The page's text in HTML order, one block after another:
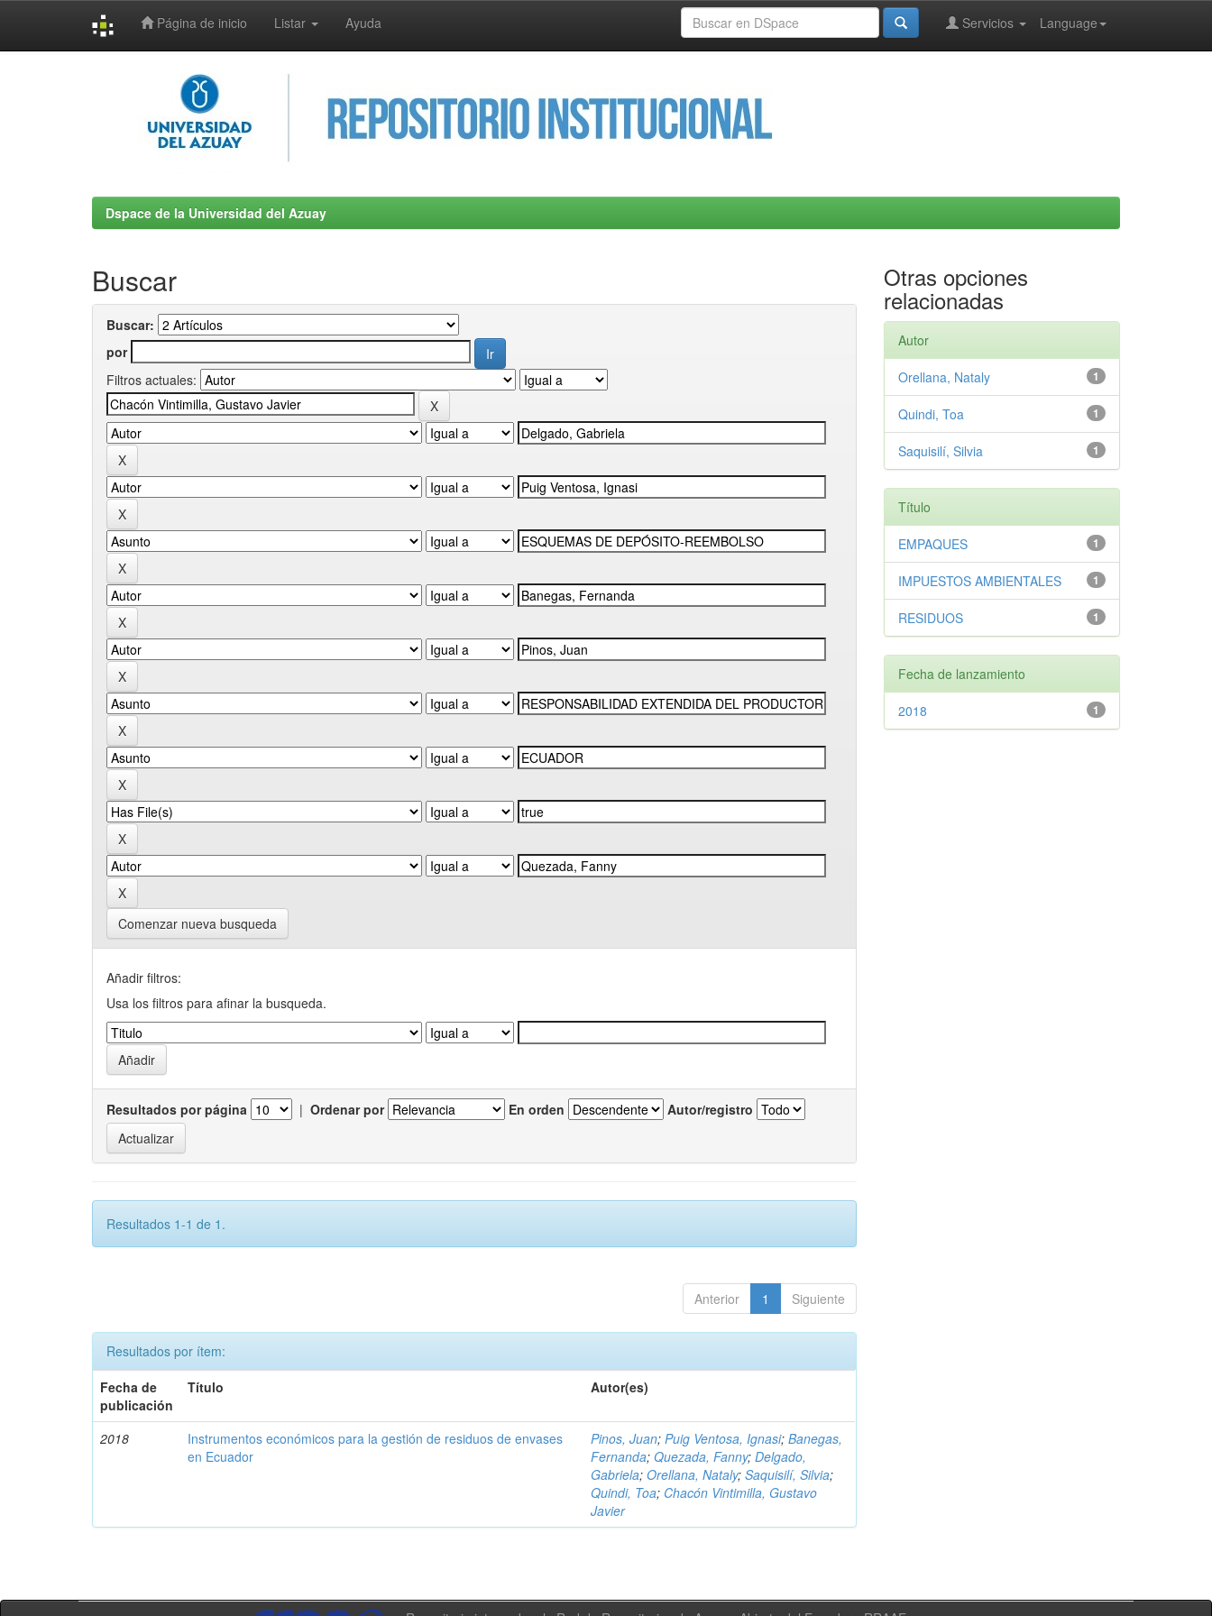
Página de inicio Listar Ayuda Language
Servicios
Dspace de la Universidad del Azuay
Buscar
Buscar:
por
Filtros actuales:
Comenzar nueva busqueda
Añadir filtros:
Usa los filtros para afinar la busqueda.
Resultados por página | Ordenar por En orden Autor/registro
Resultados 1-1 de 1.
Anterior 1 Siguiente
Resultados por ítem:
Fecha de
publicación
Título Autor(es)
2018
Instrumentos económicos para la gestión de residuos de envases
en Ecuador
Pinos, Juan;Puig Ventosa, Ignasi;Banegas,
Fernanda;Quezada, Fanny;Delgado,
Gabriela;Orellana, Nataly;Saquisilí, Silvia;
Quindi, Toa; Chacón Vintimilla, Gustavo
Javier
Otras opciones
relacionadas
Autor
1
Orellana, Nataly
1
Quindi, Toa
1
Saquisilí, Silvia
Título
1
EMPAQUES
1
IMPUESTOS AMBIENTALES
1
RESIDUOS
Fecha de lanzamiento
1
2018